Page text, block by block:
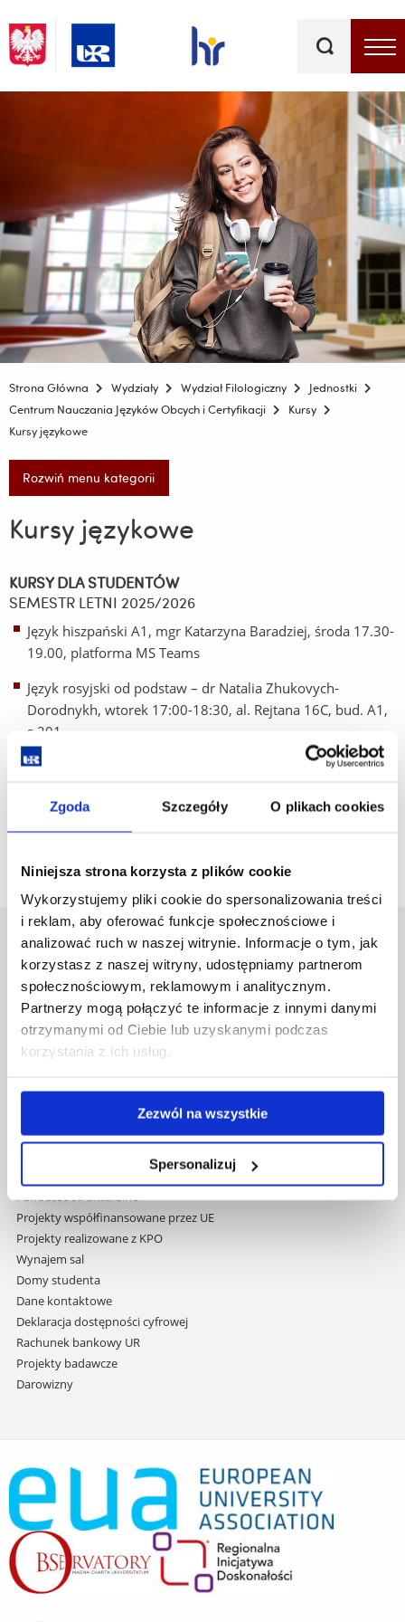
Zgoda Szczegóły O plikach cookies
Niniejsza strona korzysta z plików cookie
Wykorzystujemy pliki cookie do spersonalizowania treści
i reklam, aby oferować funkcje społecznościowe i
analizować ruch w naszej witrynie. Informacje o tym, jak
korzystasz z naszej witryny, udostępniamy partnerom
społecznościowym, reklamowym i analitycznym.
Partnerzy mogą połączyć te informacje z innymi danymi
otrzymanymi od Ciebie lub uzyskanymi podczas
korzystania z ich usług.
Zezwól na wszystkie
Spersonalizuj
kluczowe
Strona Główna Wydziały Wydział Filologiczny
Jednostki
Centrum Nauczania Języków Obcych i Certyfikacji
Kursy
Kursy językowe
Rozwiń menu kategorii
Kursy językowe
KURSY DLA STUDENTÓW
SEMESTR LETNI 2025/2026
Język hiszpański A1, mgr Katarzyna Baradziej, środa 17.30-
19.00, platforma MS Teams
Język rosyjski od podstaw – dr Natalia Zhukovych-
Dorodnykh, wtorek 17:00-18:30, al. Rejtana 16C, bud. A1,
s.201
Przypominamy, że wpłaty za kursy językowe oraz egzaminy
0248. Tytuł wpłaty: kurs języka ... (angielskiego, niemieckiego,
francuskiego...).
Uniwersytet Rzeszowski
Al. Tadeusza Rejtana 16C
35-959 Rzeszów
Pomiń
nawigację
przejdź
Polityka prywatności
Mapa serwisu
Wydawnictwo
Studia podyplomowe
Fundusze strukturalne
Projekty współfinansowane przez UE
Projekty realizowane z KPO
Wynajem sal
Domy studenta
Dane kontaktowe
Deklaracja dostępności cyfrowej
Rachunek bankowy UR
Projekty badawcze
Darowizny